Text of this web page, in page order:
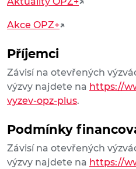
Akce OPZ+↗
Příjemci
Závisí na otevřených
výzvy najdete na https://
vyzev-opz-plus.
Podmínky
Závisí na otevřených
výzvy najdete na https://